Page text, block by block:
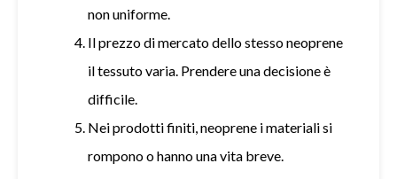
non uniforme.
Il prezzo di mercato dello stessoneoprene
il tessuto varia. Prendere una decisione è
difficile.
Nei prodotti finiti, neoprene i materiali si
rompono o hanno una vita breve.